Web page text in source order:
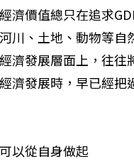
濟價值總只在追求
川、土地、動物等
濟發展層面上，往往
濟發展時，早已經
以從自身做起